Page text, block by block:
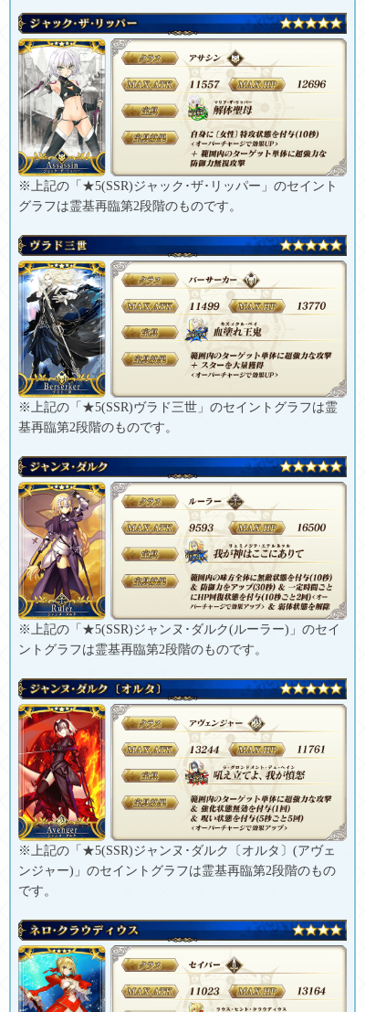
※上記の「★5(SSR)ジャック･ザ･リッパー」のセイント
グラフは霊基再臨第2段階のものです。
※上記の「★5(SSR)ヴラド三世」のセイントグラフは霊
基再臨第2段階のものです。
※上記の「★5(SSR)ジャンヌ･ダルク(ルーラー)」のセイ
ントグラフは霊基再臨第2段階のものです。
※上記の「★5(SSR)ジャンヌ･ダルク〔オルタ〕(アヴェ
ンジャー)」のセイントグラフは霊基再臨第2段階のもの
です。